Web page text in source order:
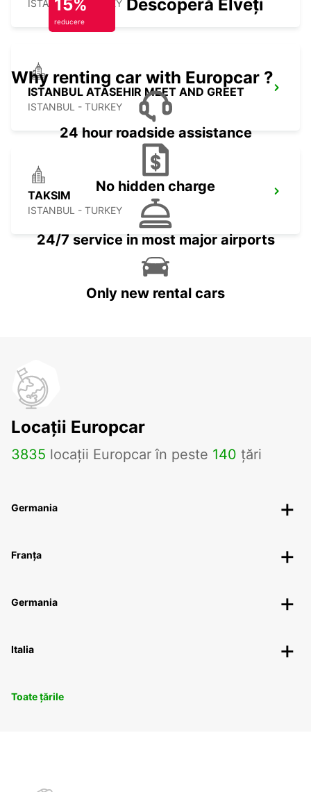
ISTANBUL - TURKEY
ISTANBUL ATASEHIR MEET AND GREET
ISTANBUL - TURKEY
TAKSIM
ISTANBUL - TURKEY
15%
reducere
Descoperă Elveția
Why renting car with Europcar ?
24 hour roadside assistance
No hidden charge
24/7 service in most major airports
Only new rental cars
Locații Europcar
3835 locații Europcar în peste 140 țări
Germania
Franța
Germania
Italia
Toate țările